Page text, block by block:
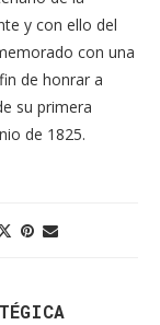
y con ello del
con una
de honrar a
su primera
de 1825.